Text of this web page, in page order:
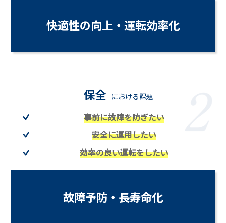
快適性の向上・運転効率化
保全 における課題
事前に故障を防ぎたい
安全に運用したい
効率の良い運転をしたい
故障予防・長寿命化